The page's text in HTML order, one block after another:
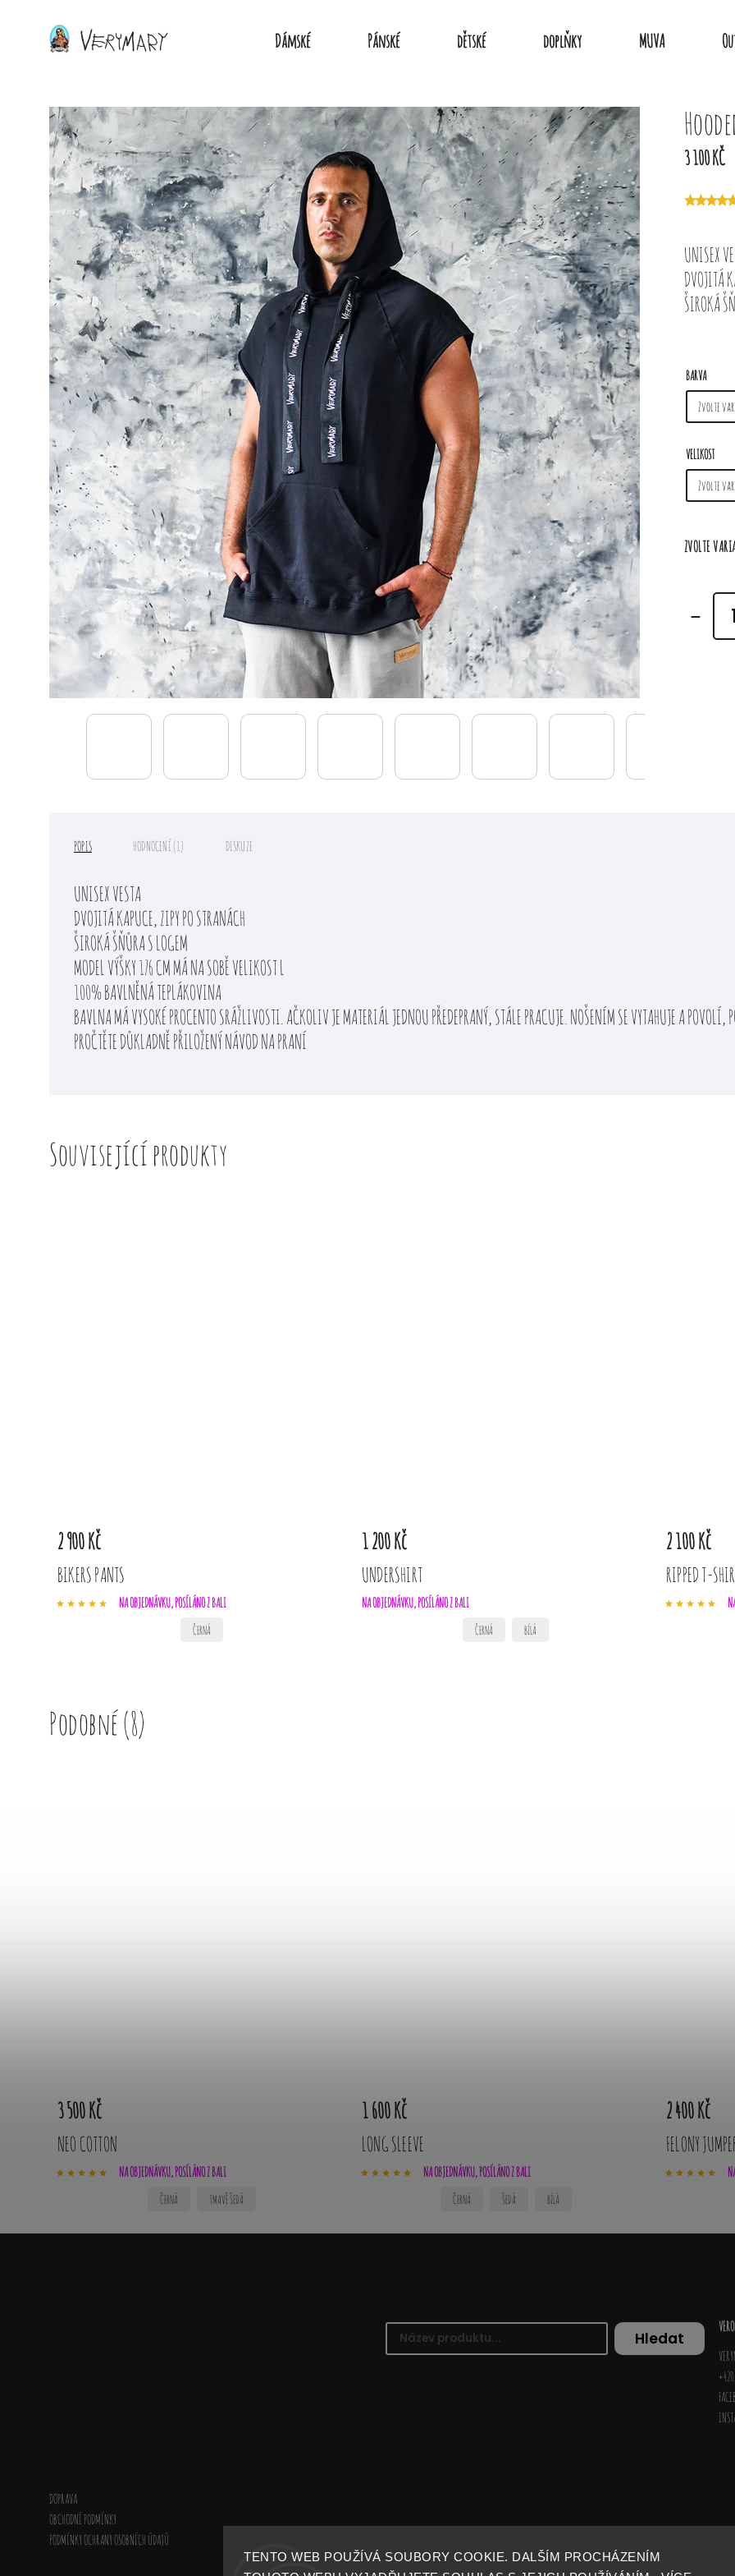
TENTO WEB POUŽÍVÁ SOUBORY COOKIE. DALŠÍM PROCHÁZENÍM
Dámské Pánské dětské doplňky MUVA
3 100 KČ
UNISEX
DVOJITÁ
ŠIROKÁ
BARVA
VELIKOST
ZVOLTE
POPIS HODNOCENÍ (1) DISKUZE
UNISEX VESTA
DVOJITÁ KAPUCE, ZIPY PO STRANÁCH
ŠIROKÁ ŠŇŮRA S LOGEM
MODEL VÝŠKY 176 CM MÁ NA SOBĚ VELIKOST L
100% BAVLNĚNÁ TEPLÁKOVINA
BAVLNA MÁ VYSOKÉ PROCENTO SRÁŽLIVOSTI. AČKOLIV JE MATERIÁL JEDNOU PŘEDEPRANÝ, STÁLE PRACUJE. NOŠENÍM SE VYTAHUJE A POVOLÍ,
PROČTĚTE DŮKLADNĚ PŘILOŽENÝ NÁVOD NA PRANÍ
Související produkty
BIKERS PANTS
NA OBJEDNÁVKU, POSÍLÁNO Z BALI
2 900 Kč
ČERNÁ
UNDERSHIRT
NA OBJEDNÁVKU, POSÍLÁNO Z BALI
1 200 Kč
ČERNÁ BÍLÁ
RIPPED T-
2 100 Kč
Podobné (8)
NEO COTTON
NA OBJEDNÁVKU, POSÍLÁNO Z BALI
3 500 Kč
ČERNÁ TMAVĚ ŠEDÁ
LONG SLEEVE
NA OBJEDNÁVKU, POSÍLÁNO Z BALI
1 600 Kč
ČERNÁ ŠEDÁ BÍLÁ
FELONY
2 400 Kč
Hledat
DOPRAVA
OBCHODNÍ PODMÍNKY
PODMÍNKY OCHRANY OSOBNÍCH ÚDAJŮ